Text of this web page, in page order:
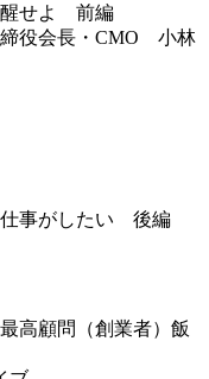
醒せよ 前編
役会長・CMO 小林
仕事がしたい 後編